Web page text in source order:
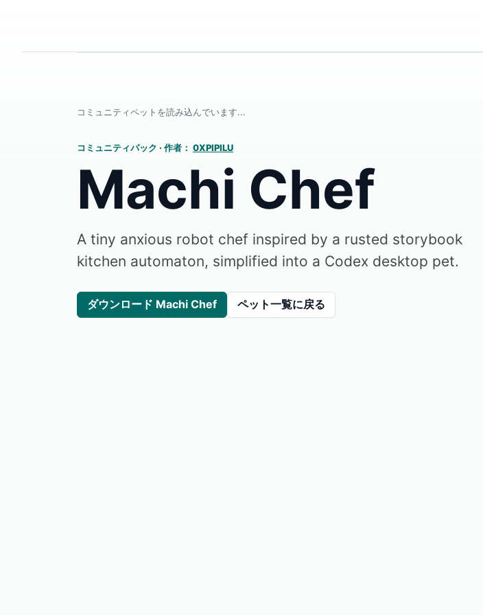
コミュニティペットを読み込んでいます...
コミュニティパック · 作者： 0XPIPILU
Machi Chef
A tiny anxious robot chef inspired by a rusted storybook
kitchen automaton, simplified into a Codex desktop pet.
ダウンロード Machi Chef ペット一覧に戻る